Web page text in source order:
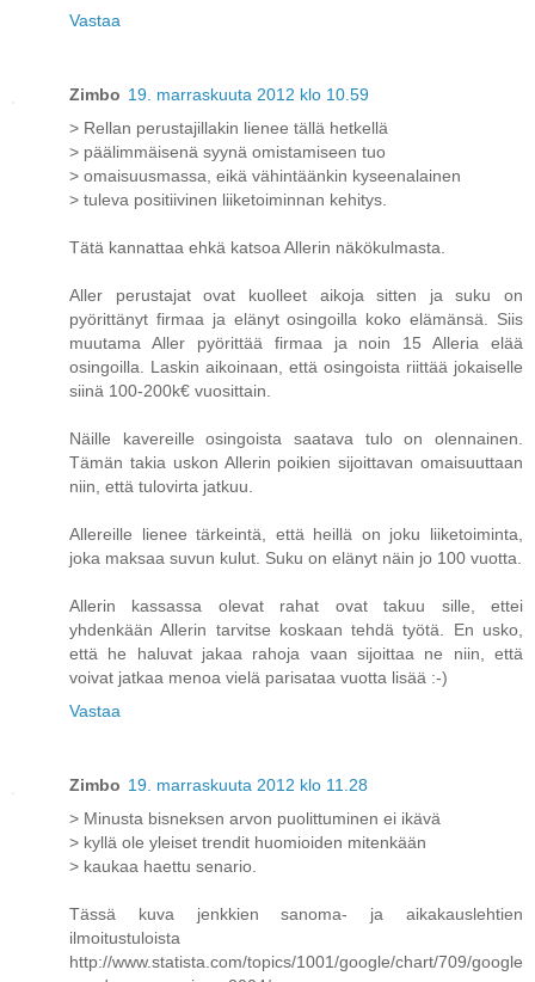
Vastaa
Zimbo 19. marraskuuta 2012 klo 10.59
> Rellan perustajillakin lienee tällä hetkellä
> päälimmäisenä syynä omistamiseen tuo
> omaisuusmassa, eikä vähintäänkin kyseenalainen
> tuleva positiivinen liiketoiminnan kehitys.
Tätä kannattaa ehkä katsoa Allerin näkökulmasta.
Aller perustajat ovat kuolleet aikoja sitten ja suku on
pyörittänyt firmaa ja elänyt osingoilla koko elämänsä. Siis
muutama Aller pyörittää firmaa ja noin 15 Alleria elää
osingoilla. Laskin aikoinaan, että osingoista riittää jokaiselle
siinä 100-200k€ vuosittain.
Näille kavereille osingoista saatava tulo on olennainen.
Tämän takia uskon Allerin poikien sijoittavan omaisuuttaan
niin, että tulovirta jatkuu.
Allereille lienee tärkeintä, että heillä on joku liiketoiminta,
joka maksaa suvun kulut. Suku on elänyt näin jo 100 vuotta.
Allerin kassassa olevat rahat ovat takuu sille, ettei
yhdenkään Allerin tarvitse koskaan tehdä työtä. En usko,
että he haluvat jakaa rahoja vaan sijoittaa ne niin, että
voivat jatkaa menoa vielä parisataa vuotta lisää :-)
Vastaa
Zimbo 19. marraskuuta 2012 klo 11.28
> Minusta bisneksen arvon puolittuminen ei ikävä
> kyllä ole yleiset trendit huomioiden mitenkään
> kaukaa haettu senario.
Tässä kuva jenkkien sanoma- ja aikakauslehtien
ilmoitustuloista
http://www.statista.com/topics/1001/google/chart/709/google